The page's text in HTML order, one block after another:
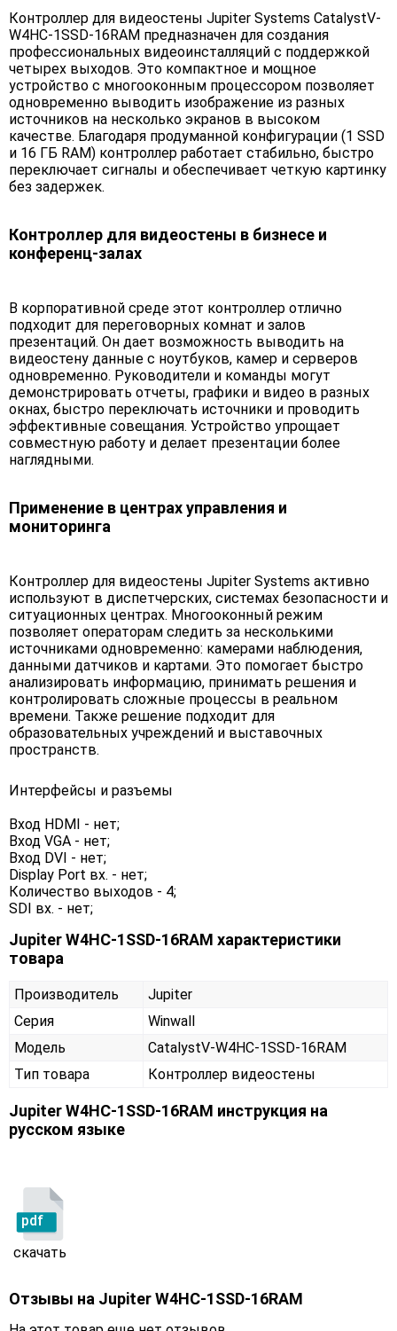
Контроллер для видеостены Jupiter Systems CatalystV-
W4HC-1SSD-16RAM предназначен для создания
профессиональных видеоинсталляций с поддержкой
четырех выходов. Это компактное и мощное
устройство с многооконным процессором позволяет
одновременно выводить изображение из разных
источников на несколько экранов в высоком
качестве. Благодаря продуманной конфигурации (1 SSD
и 16 ГБ RAM) контроллер работает стабильно, быстро
переключает сигналы и обеспечивает четкую картинку
без задержек.
Контроллер для видеостены в бизнесе и
конференц-залах
В корпоративной среде этот контроллер отлично
подходит для переговорных комнат и залов
презентаций. Он дает возможность выводить на
видеостену данные с ноутбуков, камер и серверов
одновременно. Руководители и команды могут
демонстрировать отчеты, графики и видео в разных
окнах, быстро переключать источники и проводить
эффективные совещания. Устройство упрощает
совместную работу и делает презентации более
наглядными.
Применение в центрах управления и
мониторинга
Контроллер для видеостены Jupiter Systems активно
используют в диспетчерских, системах безопасности и
ситуационных центрах. Многооконный режим
позволяет операторам следить за несколькими
источниками одновременно: камерами наблюдения,
данными датчиков и картами. Это помогает быстро
анализировать информацию, принимать решения и
контролировать сложные процессы в реальном
времени. Также решение подходит для
образовательных учреждений и выставочных
пространств.
Интерфейсы и разъемы
Вход HDMI - нет;
Вход VGA - нет;
Вход DVI - нет;
Display Port вх. - нет;
Количество выходов - 4;
SDI вх. - нет;
Jupiter W4HC-1SSD-16RAM характеристики
товара
Производитель
Jupiter
Серия
Winwall
Модель
CatalystV-W4HC-1SSD-16RAM
Тип товара
Контроллер видеостены
Jupiter W4HC-1SSD-16RAM инструкция на
русском языке
pdf
скачать
Отзывы на Jupiter W4HC-1SSD-16RAM